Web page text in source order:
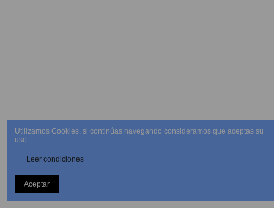
Utilizamos Cookies, si continúas navegando consideramos que aceptas su
uso.
Leer condiciones
Aceptar